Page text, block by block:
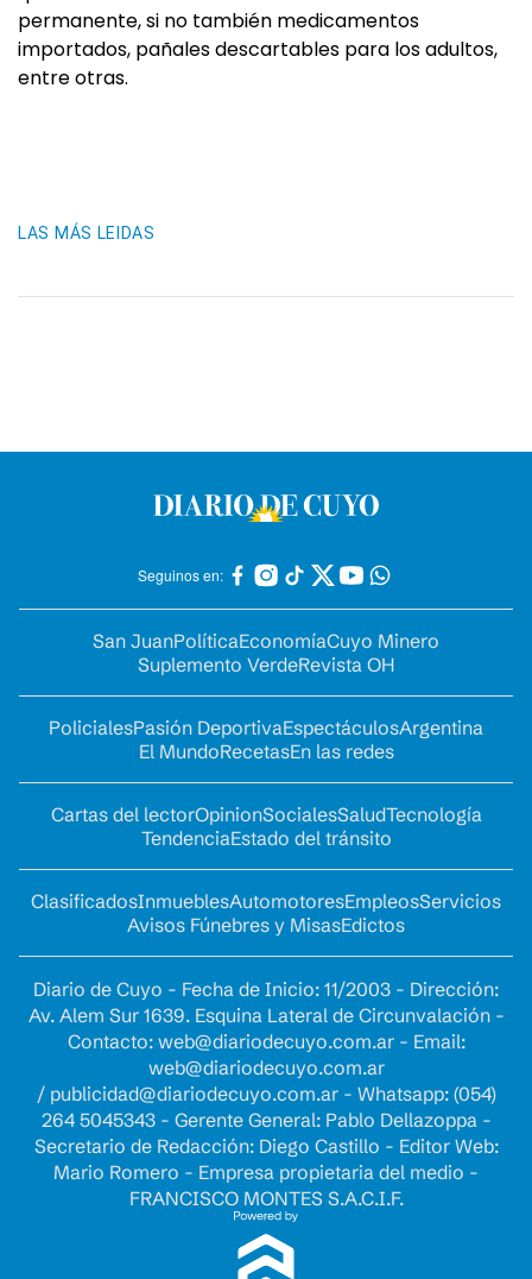
permanente, si no también medicamentos
importados, pañales descartables para los adultos,
entre otras.
LAS MÁS LEIDAS
Seguinos en:
San JuanPolíticaEconomíaCuyo Minero
Suplemento VerdeRevista OH
PolicialesPasión DeportivaEspectáculosArgentina
El MundoRecetasEn las redes
Cartas del lectorOpinionSocialesSaludTecnología
TendenciaEstado del tránsito
ClasificadosInmueblesAutomotoresEmpleosServicios
Avisos Fúnebres y MisasEdictos
Diario de Cuyo - Fecha de Inicio: 11/2003 - Dirección:
Av. Alem Sur 1639. Esquina Lateral de Circunvalación -
Contacto: web@diariodecuyo.com.ar- Email:
web@diariodecuyo.com.ar
/ publicidad@diariodecuyo.com.ar- Whatsapp: (054)
264 5045343 - Gerente General: Pablo Dellazoppa -
Secretario de Redacción: Diego Castillo - Editor Web:
Mario Romero - Empresa propietaria del medio -
FRANCISCO MONTES S.A.C.I.F.